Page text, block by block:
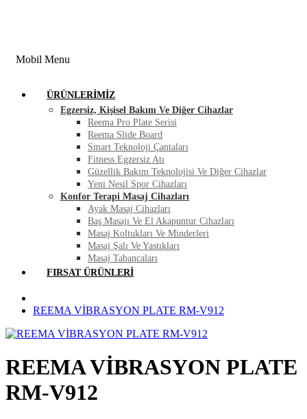
Mobil Menu
ÜRÜNLERIMIZ
Egzersiz, Kişisel Bakım Ve Diğer Cihazlar
Reema Pro Plate Serisi
Reema Slide Board
Smart Teknoloji Çantaları
Fitness Egzersiz Atı
Güzellik Bakım Teknolojisi Ve Diğer Cihazlar
Yeni Nesil Spor Cihazları
Konfor Terapi Masaj Cihazları
Ayak Masaj Cihazları
Baş Masajı Ve El Akapuntur Cihazları
Masaj Koltukları Ve Minderleri
Masaj Şalı Ve Yastıkları
Masaj Tabancaları
FIRSAT ÜRÜNLERI
REEMA VİBRASYON PLATE RM-V912
REEMA VİBRASYON PLATE
RM-V912